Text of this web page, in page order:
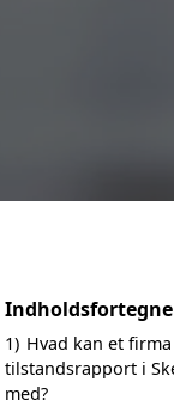
1) Hvad kan et
tilstandsrapport i
med?